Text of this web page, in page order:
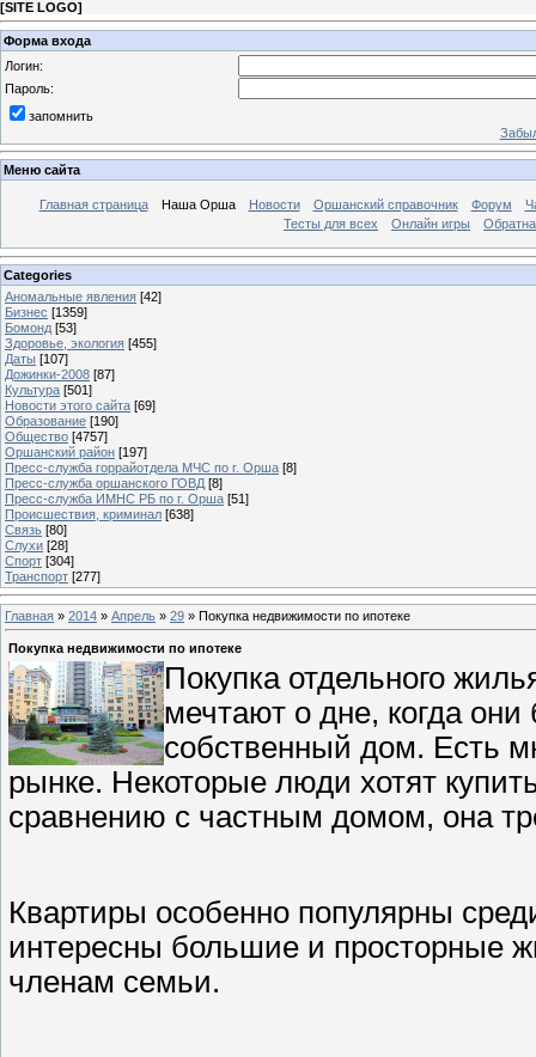
[SITE LOGO]
Форма входа
Логин:
Пароль:
запомнить
Меню сайта
Главная страница Наша Орша Новости Оршанский справочник Форум
Тесты для всех
Онлайн игры
Categories
Аномальные явления [42]
Бизнес [1359]
Бомонд [53]
Здоровье, экология [455]
Даты [107]
Дожинки-2008 [87]
Культура [501]
Новости этого сайта [69]
Образование [190]
Общество [4757]
Оршанский район [197]
Пресс-служба горрайотдела МЧС по г. Орша [8]
Пресс-служба оршанского ГОВД [8]
Пресс-служба ИМНС РБ по г. Орша [51]
Проиcшествия, криминал [638]
Связь [80]
Слухи [28]
Спорт [304]
Транспорт [277]
Главная » 2014 » Апрель » 29 » Покупка недвижимости по ипотеке
Покупка недвижимости по ипотеке
Покупка отдельного
мечтают о дне, когда они
собственный дом. Есть
рынке. Некоторые люди хотят
сравнению с частным домом, она
Квартиры особенно популярны
интересны большие и просторные
членам семьи.